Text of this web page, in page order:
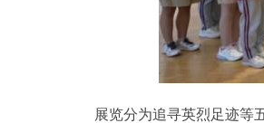
展览分为追寻英烈足迹等五